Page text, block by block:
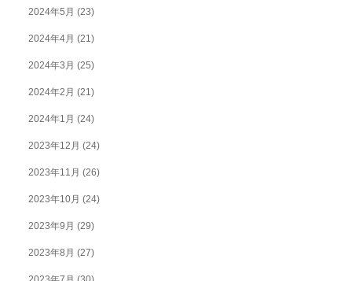
2024年5月 (23)
2024年4月 (21)
2024年3月 (25)
2024年2月 (21)
2024年1月 (24)
2023年12月 (24)
2023年11月 (26)
2023年10月 (24)
2023年9月 (29)
2023年8月 (27)